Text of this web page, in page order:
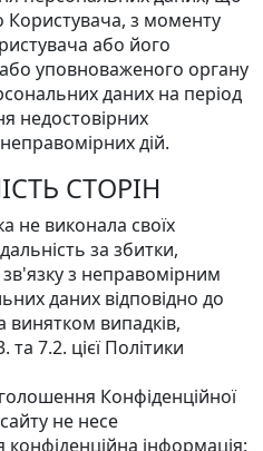
Користувача, з моменту
або його
уповноваженого органу
даних на період
недостовірних
дій.
СТОРІН
не виконала своїх
за збитки,
з неправомірним
даних відповідно до
винятком випадків,
7.2. цієї Політики
Конфіденційної
не несе
конфіденційна інформація: